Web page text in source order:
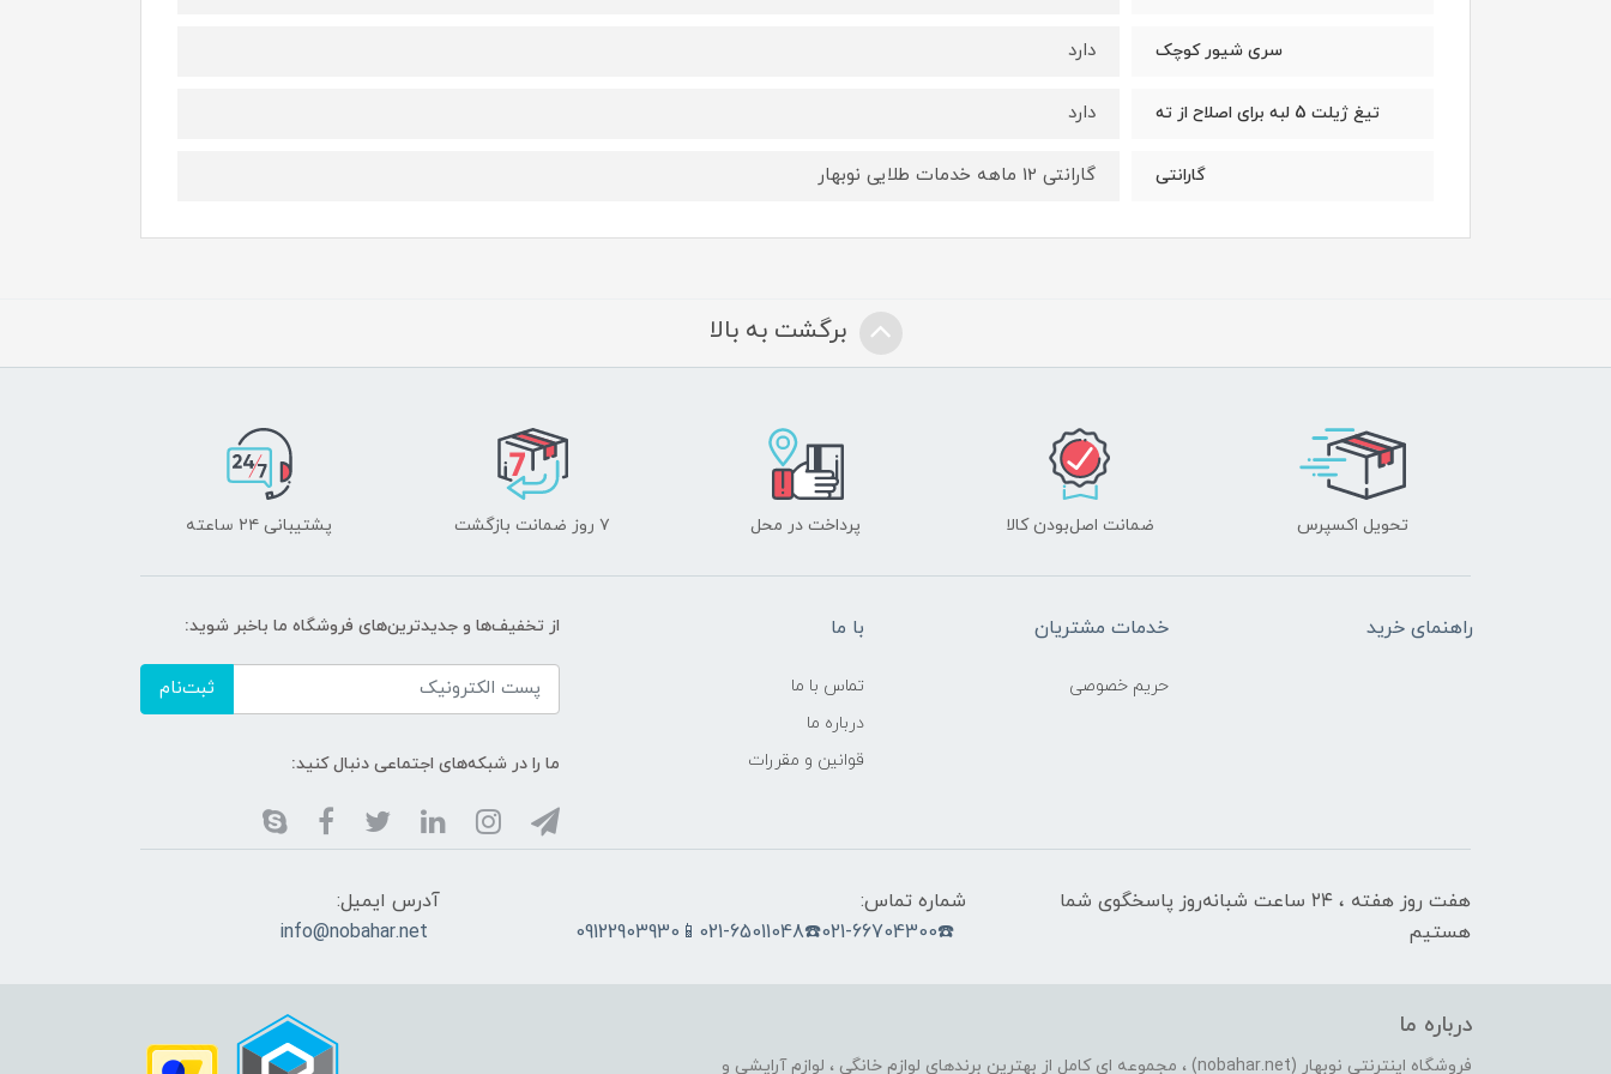
سری شیور کوچک دارد
تیغ ژیلت 5 لبه برای اصلاح از ته دارد
گارانتی گارانتی 12 ماهه خدمات طلایی نوبهار
برگشت به بالا
تحویل اکسپرس ضمانت اصل‌بودن کالا پرداخت در محل ۷ روز ضمانت بازگشت پشتیبانی ۲۴ ساعته
راهنمای خرید خدمات مشتریان
حریم خصوصی
با ما
تماس با ما
درباره ما
قوانین و مقررات
از تخفیف‌ها و جدیدترین‌های فروشگاه ما باخبر شوید:
ثبت‌نام
ما را در شبکه‌های اجتماعی دنبال کنید:
هفت روز هفته ، ۲۴ ساعت شبانه‌روز پاسخگوی شما
هستیم
شماره تماس:
☎️021-66704300☎️021-65011048📱09122903930
آدرس ایمیل:
info@nobahar.net
درباره ما
فروشگاه اینترنتی نوبهار (nobahar.net) ، مجموعه ای کامل از بهترین برندهای لوازم خانگی ، لوازم آرایشی و